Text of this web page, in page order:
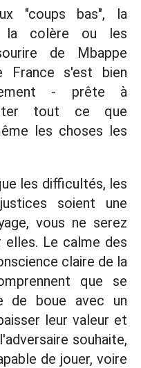
"coups bas", la
la colère ou les
de Mbappe
France s'est bien
- prête à
tout ce que
les choses les
les difficultés, les
soient une
vous ne serez
elles. Le calme des
claire de la
que se
de boue avec un
leur valeur et
souhaite,
de jouer, voire